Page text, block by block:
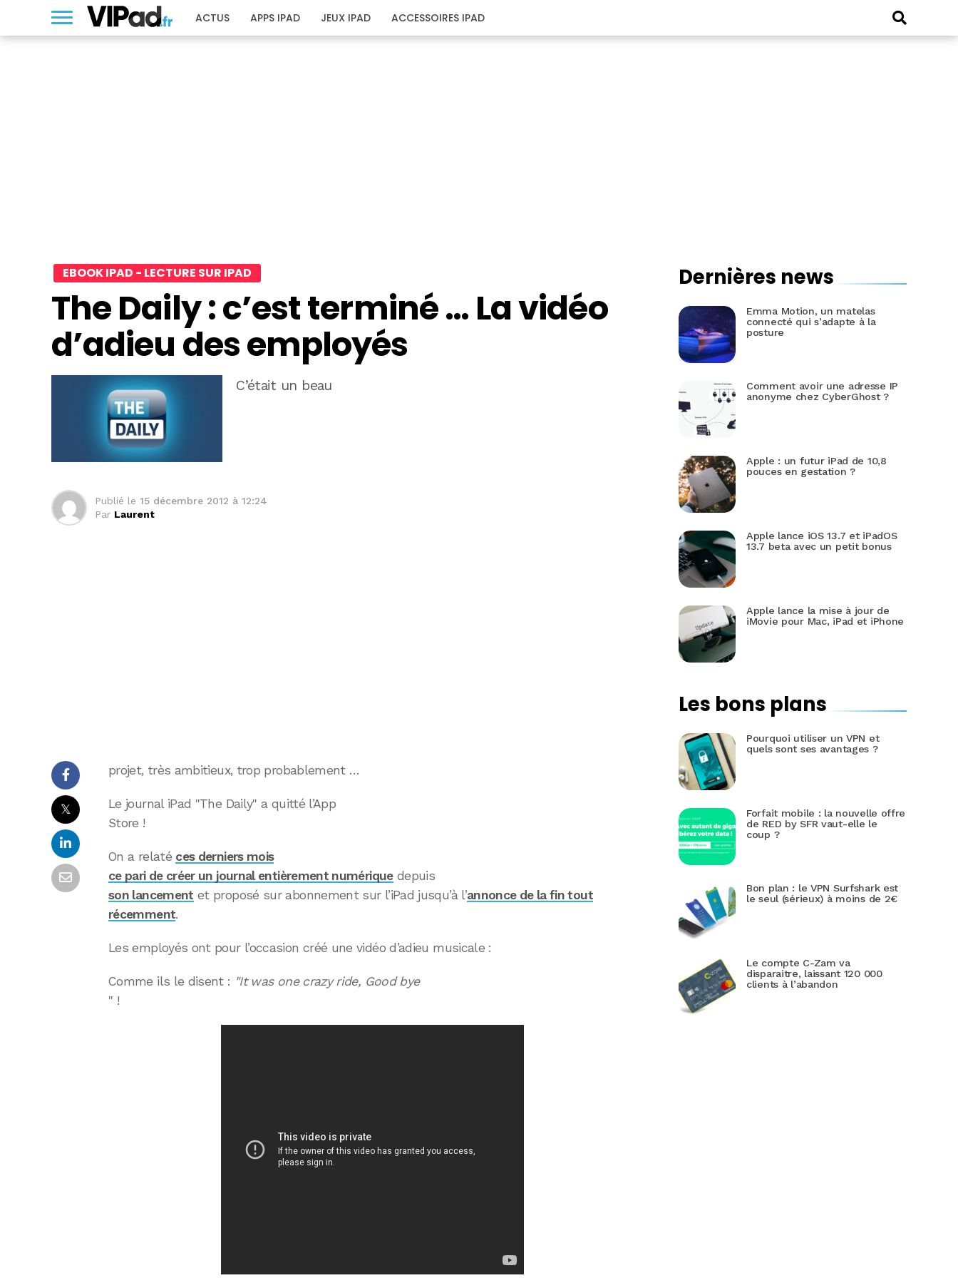
ACTUS APPS IPAD JEUX IPAD ACCESSOIRES IPAD
EBOOK IPAD - LECTURE SUR IPAD
The Daily : c’est terminé … La vidéo
d’adieu des employés
C’était un beau
Publié le 15 décembre 2012 à 12:24
Par Laurent
𝕏
projet, très ambitieux, trop probablement …
Le journal iPad "The Daily" a quitté l’App
Store !
On a relaté ces derniers mois
ce pari de créer un journal entièrement numériquedepuis
son lancement et proposé sur abonnement sur l’iPad jusqu’à l’annonce de la fin tout
récemment.
Les employés ont pour l’occasion créé une vidéo d’adieu musicale :
Comme ils le disent : "It was one crazy ride, Good bye
" !
Dernières news
Emma Motion, un matelas
connecté qui s’adapte à la
posture
Comment avoir une adresse IP
anonyme chez CyberGhost ?
Apple : un futur iPad de 10,8
pouces en gestation ?
Apple lance iOS 13.7 et iPadOS
13.7 beta avec un petit bonus
Apple lance la mise à jour de
iMovie pour Mac, iPad et iPhone
Les bons plans
Pourquoi utiliser un VPN et
quels sont ses avantages ?
Forfait mobile : la nouvelle offre
de RED by SFR vaut-elle le
coup ?
Bon plan : le VPN Surfshark est
le seul (sérieux) à moins de 2€
Le compte C-Zam va
disparaitre, laissant 120 000
clients à l’abandon